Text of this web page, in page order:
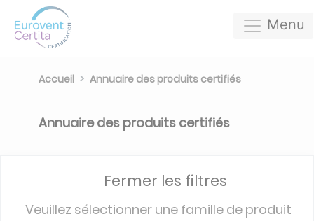
Menu
Accueil Annuaire des produits certifiés
Annuaire des produits certifiés
Fermer les filtres
Veuillez sélectionner une famille de produit